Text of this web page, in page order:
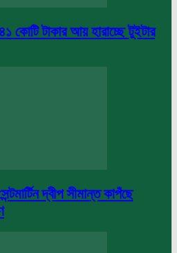
কোটি টাকার আয় হারাচ্ছে টুইটার
দ্বীপ সীমান্ত কাপঁছে